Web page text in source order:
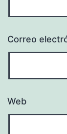
Correo
Web